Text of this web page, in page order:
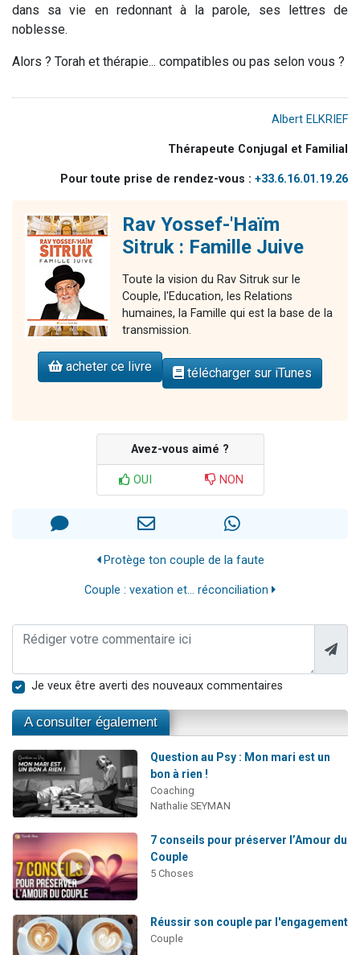
dans sa vie en redonnant à la parole, ses lettres de
noblesse.
Alors ? Torah et thérapie... compatibles ou pas selon vous ?
Albert ELKRIEF
Thérapeute Conjugal et Familial
Pour toute prise de rendez-vous : +33.6.16.01.19.26
Rav Yossef-'Haïm
Sitruk : Famille Juive
Toute la vision du Rav Sitruk sur le
Couple, l'Education, les Relations
humaines, la Famille qui est la base de la
transmission.
acheter ce livre télécharger sur iTunes
Avez-vous aimé ?
OUI NON
Protège ton couple de la faute
Couple : vexation et... réconciliation
Je veux être averti des nouveaux commentaires
A consulter également
Question au Psy : Mon mari est un
bon à rien !
Coaching
Nathalie SEYMAN
7 conseils pour préserver l’Amour du
Couple
5 Choses
Réussir son couple par l'engagement
Couple